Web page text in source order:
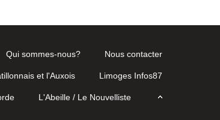
Qui sommes-nous? Nous contacter
et l'Auxois Limoges Infos87
L'Abeille / Le Nouvelliste